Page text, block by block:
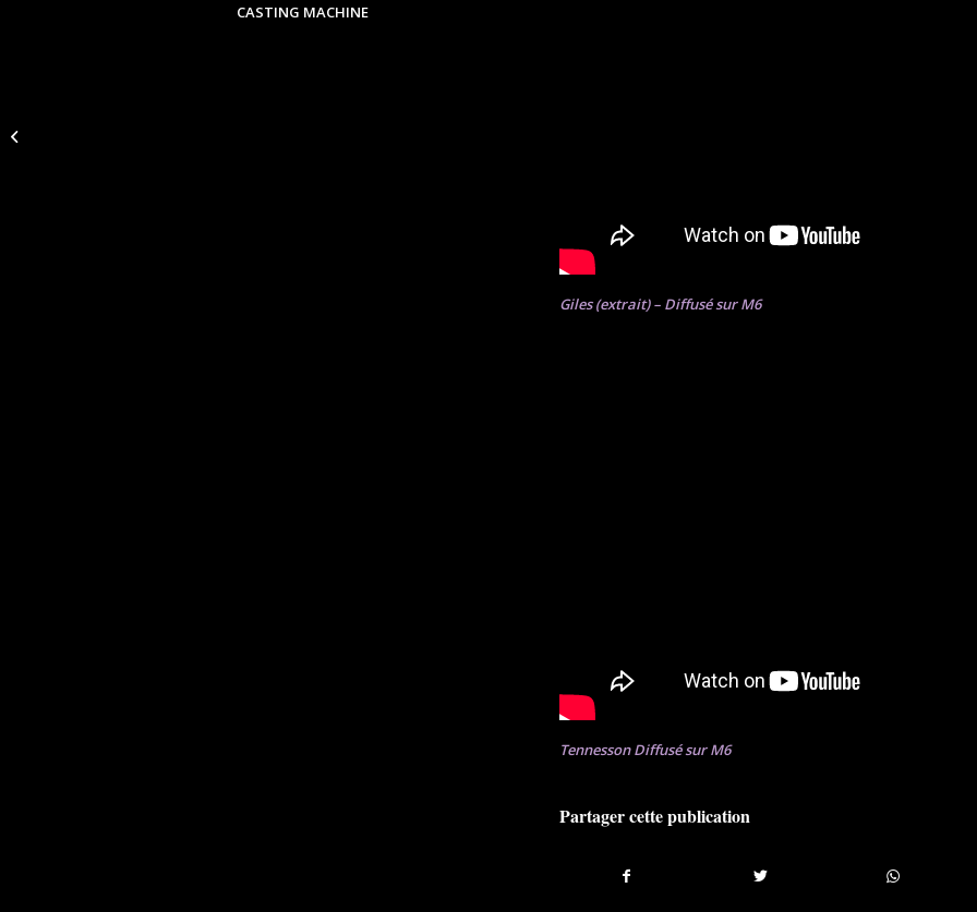
Giles (extrait) – Diffusé sur M6
Tennesson Diffusé sur M6
Partager cette publication
CASTING MACHINE